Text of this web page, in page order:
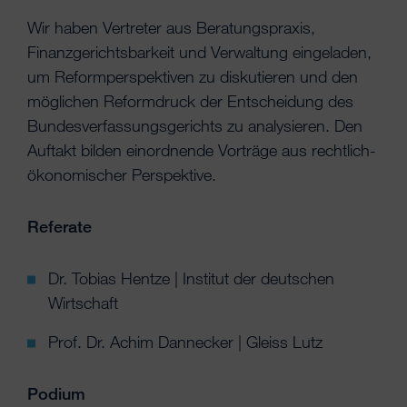
Wir haben Vertreter aus Beratungspraxis,
Finanzgerichtsbarkeit und Verwaltung eingeladen,
um Reformperspektiven zu diskutieren und den
möglichen Reformdruck der Entscheidung des
Bundesverfassungsgerichts zu analysieren. Den
Auftakt bilden einordnende Vorträge aus rechtlich-
ökonomischer Perspektive.
Referate
Dr. Tobias Hentze | Institut der deutschen
Wirtschaft
Prof. Dr. Achim Dannecker | Gleiss Lutz
Podium